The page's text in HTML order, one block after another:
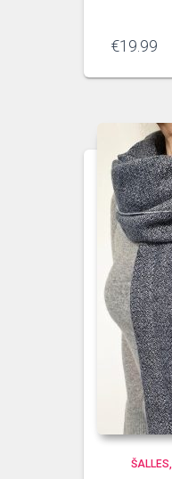
€19.99
ŠALLES